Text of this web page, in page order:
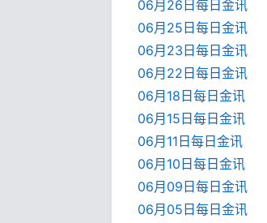
06月26日每日金讯
06月25日每日金讯
06月23日每日金讯
06月22日每日金讯
06月18日每日金讯
06月15日每日金讯
06月11日每日金讯
06月10日每日金讯
06月09日每日金讯
06月05日每日金讯